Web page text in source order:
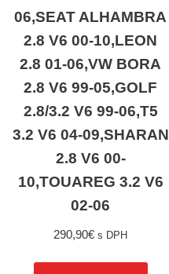
06,SEAT ALHAMBRA
2.8 V6 00-10,LEON
2.8 01-06,VW BORA
2.8 V6 99-05,GOLF
2.8/3.2 V6 99-06,T5
3.2 V6 04-09,SHARAN
2.8 V6 00-
10,TOUAREG 3.2 V6
02-06
290,90€ s DPH